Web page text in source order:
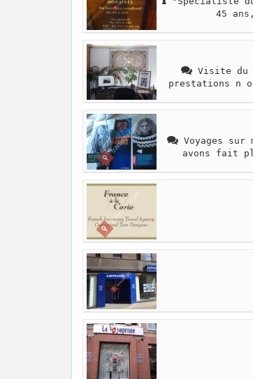
45
Visite du
prestations n
Voyages sur
avons fait